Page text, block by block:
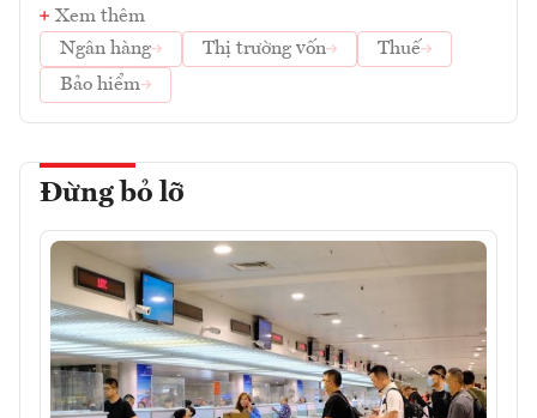
Xem thêm
Ngân hàng
Thị trường vốn
Thuế
Bảo hiểm
Đừng bỏ lỡ